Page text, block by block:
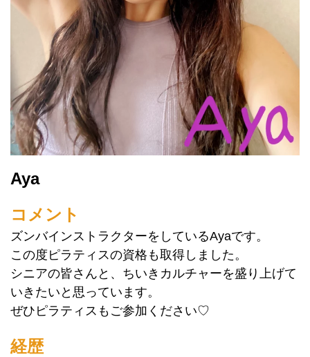
Aya
コメント
ズンバインストラクターをしているAyaです。
この度ピラティスの資格も取得しました。
シニアの皆さんと、ちいきカルチャーを盛り上げて
いきたいと思っています。
ぜひピラティスもご参加ください♡
経歴